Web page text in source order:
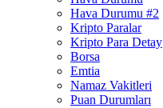
Hava Durumu #2
Kripto Paralar
Kripto Para Detay
Borsa
Emtia
Namaz Vakitleri
Puan Durumları